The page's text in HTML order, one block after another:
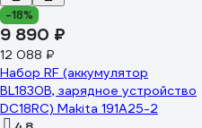
-18%
9 890 ₽
12 088 ₽
Набор RF (аккумулятор
BL1830B, зарядное устройство
DC18RC) Makita 191A25-2